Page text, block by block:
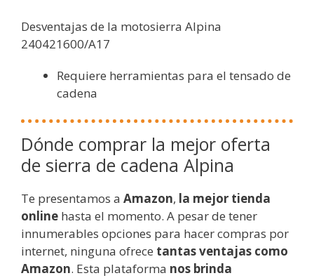
Desventajas de la motosierra Alpina
240421600/A17
Requiere herramientas para el tensado de
cadena
Dónde comprar la mejor oferta
de sierra de cadena Alpina
Te presentamos a Amazon, la mejor tienda
online hasta el momento. A pesar de tener
innumerables opciones para hacer compras por
internet, ninguna ofrece tantas ventajas como
Amazon. Esta plataforma nos brinda